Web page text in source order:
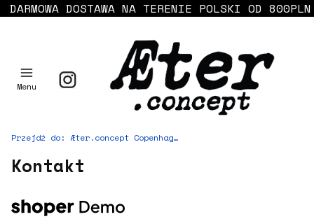
DARMOWA DOSTAWA NA TERENIE POLSKI OD 800PLN
Menu
Przejdź do: Æter.concept Copenhagen in Warsaw
Kontakt